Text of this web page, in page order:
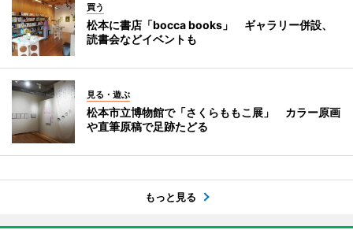
買う
松本に書店「bocca books」 ギャラリー併設、
読書会などイベントも
見る・遊ぶ
松本市立博物館で「さくらももこ展」 カラー原画
や直筆原稿で足跡たどる
もっと見る